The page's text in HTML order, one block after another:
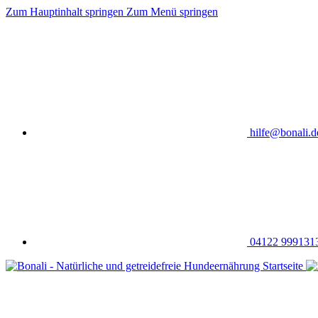
Zum Hauptinhalt springen Zum Menü springen
04122